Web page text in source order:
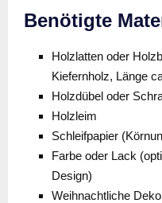
Benötigte
Holzlatten oder
Kiefernholz, Länge
Holzdübel oder
Holzleim
Schleifpapier
Farbe oder Lack
Design)
Weihnachtliche